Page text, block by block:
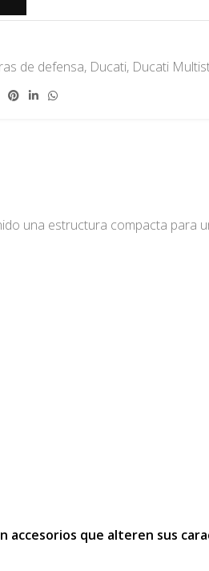
de defensa, Ducati, Ducati
una estructura compacta para
que alteren sus